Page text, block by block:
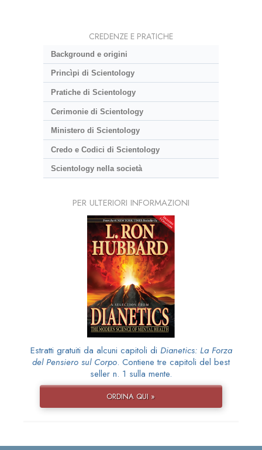
CREDENZE E PRATICHE
Background e origini
Princìpi di Scientology
Pratiche di Scientology
Cerimonie di Scientology
Ministero di Scientology
Credo e Codici di Scientology
Scientology nella società
PER ULTERIORI INFORMAZIONI
Estratti gratuiti da alcuni capitoli di Dianetics: La Forza
del Pensiero sul Corpo. Contiene tre capitoli del best
seller n. 1 sulla mente.
ORDINA QUI »